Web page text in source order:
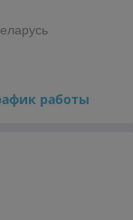
работы